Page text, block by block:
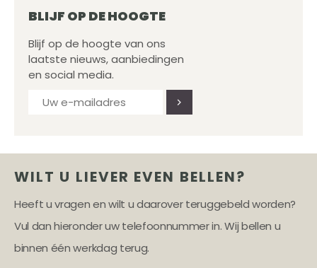
BLIJF OP DE HOOGTE
Blijf op de hoogte van ons
laatste nieuws, aanbiedingen
en social media.
WILT U LIEVER EVEN BELLEN?
Heeft u vragen en wilt u daarover teruggebeld worden?
Vul dan hieronder uw telefoonnummer in. Wij bellen u
binnen één werkdag terug.